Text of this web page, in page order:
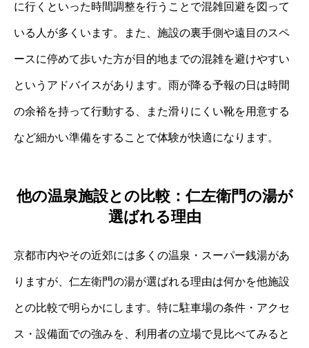
に行くといった時間調整を行うことで混雑回避を図って
いる人が多くいます。また、施設の裏手側や遠目のスペ
ースに停めて歩いた方が目的地までの混雑を避けやすい
というアドバイスがあります。雨が降る予報の日は時間
の余裕を持って行動する、また滑りにくい靴を用意する
など細かい準備をすることで体験が快適になります。
他の温泉施設との比較：仁左衛門の湯が
選ばれる理由
京都市内やその近郊には多くの温泉・スーパー銭湯があ
りますが、仁左衛門の湯が選ばれる理由は何かを他施設
との比較で明らかにします。特に駐車場の条件・アクセ
ス・設備面での強みを、利用者の立場で見比べてみると